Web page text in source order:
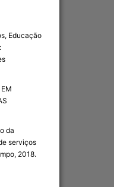
Educação
da
serviços
2018.